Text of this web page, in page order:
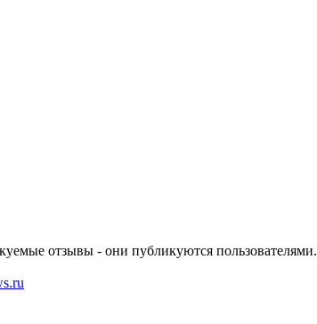
отзывы - они публикуются пользователями.